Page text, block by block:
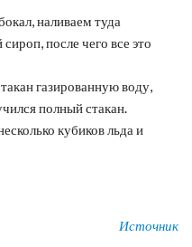
наливаем туда
после чего все это
газированную воду,
полный стакан.
кубиков льда и
Источник